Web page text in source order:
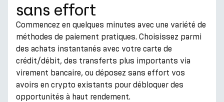
sans effort
Commencez en quelques minutes avec une variété de
méthodes de paiement pratiques. Choisissez parmi
des achats instantanés avec votre carte de
crédit/débit, des transferts plus importants via
virement bancaire, ou déposez sans effort vos
avoirs en crypto existants pour débloquer des
opportunités à haut rendement.